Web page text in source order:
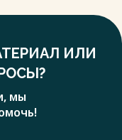
ИЛИ
мы